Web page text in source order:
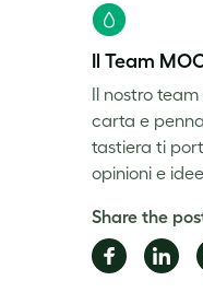
Il Team
Il nostro
carta e
tastiera ti
opinioni e
Share the
Share Share